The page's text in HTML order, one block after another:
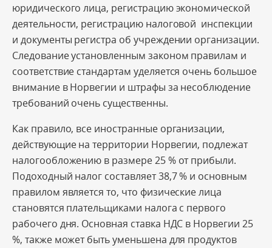
юридического лица, регистрацию экономической
деятельности, регистрацию налоговой инспекции
и документы регистра об учреждении организации.
Следование установленным законом правилам и
соответствие стандартам уделяется очень большое
внимание в Норвегии и штрафы за несоблюдение
требований очень существенны.
Как правило, все иностранные организации,
действующие на территории Норвегии, подлежат
налогообложению в размере 25 % от прибыли.
Подоходный налог составляет 38,7 % и основным
правилом является то, что физические лица
становятся плательщиками налога с первого
рабочего дня. Основная ставка НДС в Норвегии 25
%, также может быть уменьшена для продуктов